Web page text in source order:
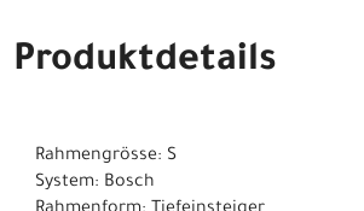
Produktdetails
Rahmengrösse: S
System: Bosch